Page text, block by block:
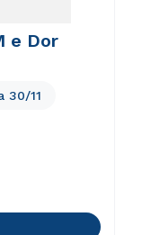
e Dor
30/11